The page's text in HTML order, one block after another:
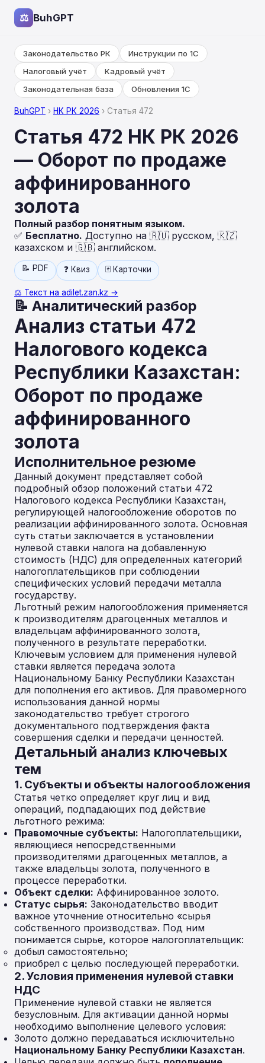
⚖ BuhGPT
Законодательство РК
Инструкции по 1С
Налоговый учёт
Кадровый учёт
Законодательная база
Обновления 1С
BuhGPT › НК РК 2026 › Статья 472
Статья 472 НК РК 2026
— Оборот по продаже
аффинированного
золота
Полный разбор понятным языком.
✅ Бесплатно. Доступно на 🇷🇺 русском, 🇰🇿
казахском и 🇬🇧 английском.
📝 PDF ❓ Квиз 🃏 Карточки
⚖️ Текст на adilet.zan.kz →
📝 Аналитический разбор
Анализ статьи 472
Налогового кодекса
Республики Казахстан:
Оборот по продаже
аффинированного
золота
Исполнительное резюме
Данный документ представляет собой
подробный обзор положений статьи 472
Налогового кодекса Республики Казахстан,
регулирующей налогообложение оборотов по
реализации аффинированного золота. Основная
суть статьи заключается в установлении
нулевой ставки налога на добавленную
стоимость (НДС) для определенных категорий
налогоплательщиков при соблюдении
специфических условий передачи металла
государству.
Льготный режим налогообложения применяется
к производителям драгоценных металлов и
владельцам аффинированного золота,
полученного в результате переработки.
Ключевым условием для применения нулевой
ставки является передача золота
Национальному Банку Республики Казахстан
для пополнения его активов. Для правомерного
использования данной нормы
законодательство требует строгого
документального подтверждения факта
совершения сделки и передачи ценностей.
Детальный анализ ключевых
тем
1. Субъекты и объекты налогообложения
Статья четко определяет круг лиц и вид
операций, подпадающих под действие
льготного режима:
Правомочные субъекты: Налогоплательщики,
являющиеся непосредственными
производителями драгоценных металлов, а
также владельцы золота, полученного в
процессе переработки.
Объект сделки: Аффинированное золото.
Статус сырья: Законодательство вводит
важное уточнение относительно «сырья
собственного производства». Под ним
понимается сырье, которое налогоплательщик:
добыл самостоятельно;
приобрел с целью последующей переработки.
2. Условия применения нулевой ставки
НДС
Применение нулевой ставки не является
безусловным. Для активации данной нормы
необходимо выполнение целевого условия:
Золото должно передаваться исключительно
Национальному Банку Республики Казахстан.